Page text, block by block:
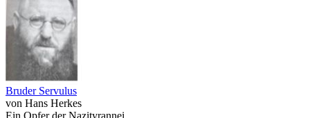
Bruder Servulus
von Hans Herkes